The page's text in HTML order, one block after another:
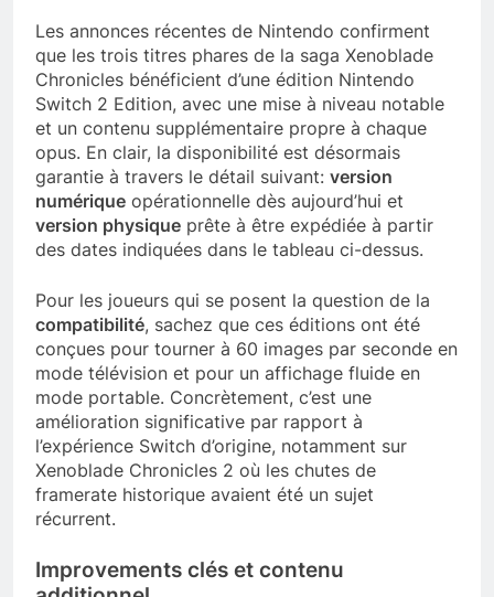
Les annonces récentes de Nintendo confirment
que les trois titres phares de la saga Xenoblade
Chronicles bénéficient d’une édition Nintendo
Switch 2 Edition, avec une mise à niveau notable
et un contenu supplémentaire propre à chaque
opus. En clair, la disponibilité est désormais
garantie à travers le détail suivant: version
numérique opérationnelle dès aujourd’hui et
version physique prête à être expédiée à partir
des dates indiquées dans le tableau ci-dessus.
Pour les joueurs qui se posent la question de la
compatibilité, sachez que ces éditions ont été
conçues pour tourner à 60 images par seconde en
mode télévision et pour un affichage fluide en
mode portable. Concrètement, c’est une
amélioration significative par rapport à
l’expérience Switch d’origine, notamment sur
Xenoblade Chronicles 2 où les chutes de
framerate historique avaient été un sujet
récurrent.
Improvements clés et contenu